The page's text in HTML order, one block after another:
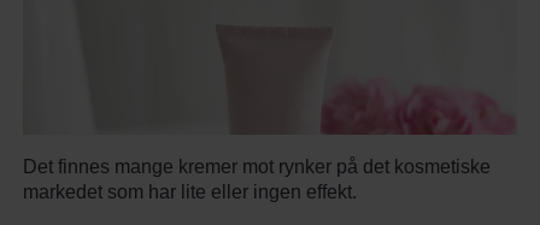
Det finnes mange kremer mot rynker på det kosmetiske
markedet som har lite eller ingen effekt.